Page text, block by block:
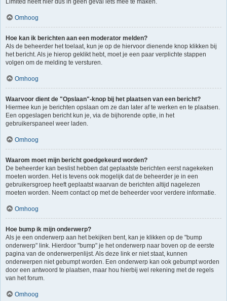
Limited heeft hier dus in geen geval iets mee te maken.
Omhoog
Hoe kan ik berichten aan een moderator melden?
Als de beheerder het toelaat, kun je op de hiervoor dienende knop klikken bij
het bericht. Als je hierop geklikt hebt, moet je een paar verplichte stappen
volgen om de melding te versturen.
Omhoog
Waarvoor dient de "Opslaan"-knop bij het plaatsen van een bericht?
Hiermee kun je berichten opslaan om ze dan later af te werken en te plaatsen.
Een opgeslagen bericht kun je, via de bijhorende optie, in het
gebruikerspaneel weer laden.
Omhoog
Waarom moet mijn bericht goedgekeurd worden?
De beheerder kan beslist hebben dat geplaatste berichten eerst nagekeken
moeten worden. Het is tevens ook mogelijk dat de beheerder je in een
gebruikersgroep heeft geplaatst waarvan de berichten altijd nagelezen
moeten worden. Neem contact op met de beheerder voor verdere informatie.
Omhoog
Hoe bump ik mijn onderwerp?
Als je een onderwerp aan het bekijken bent, kan je klikken op de "bump
onderwerp" link. Hierdoor "bump" je het onderwerp naar boven op de eerste
pagina van de onderwerpenlijst. Als deze link er niet staat, kunnen
onderwerpen niet gebumpt worden. Een onderwerp kan ook gebumpt worden
door een antwoord te plaatsen, maar hou hierbij wel rekening met de regels
van het forum.
Omhoog